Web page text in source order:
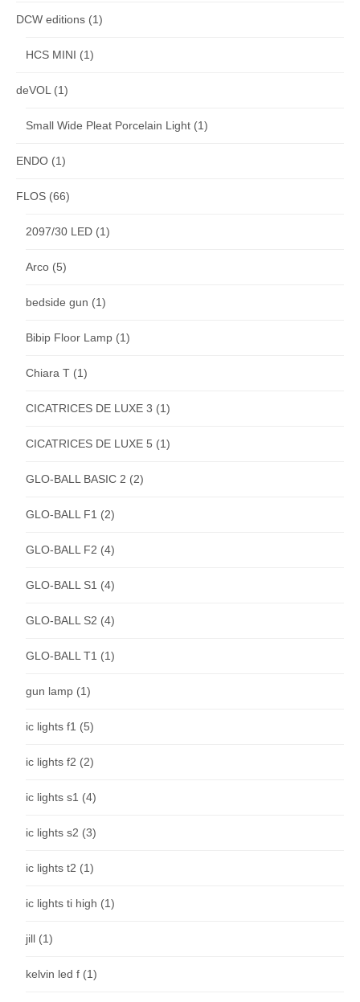
DCW editions (1)
HCS MINI (1)
deVOL(1)
Small Wide Pleat Porcelain Light (1)
ENDO (1)
FLOS (66)
2097/30 LED (1)
Arco (5)
bedside gun (1)
Bibip Floor Lamp (1)
Chiara T (1)
CICATRICES DE LUXE 3 (1)
CICATRICES DE LUXE 5 (1)
GLO-BALL BASIC 2 (2)
GLO-BALL F1 (2)
GLO-BALL F2 (4)
GLO-BALL S1 (4)
GLO-BALL S2 (4)
GLO-BALL T1 (1)
gun lamp (1)
ic lights f1 (5)
ic lights f2 (2)
ic lights s1 (4)
ic lights s2 (3)
ic lights t2 (1)
ic lights ti high (1)
jill (1)
kelvin led f (1)